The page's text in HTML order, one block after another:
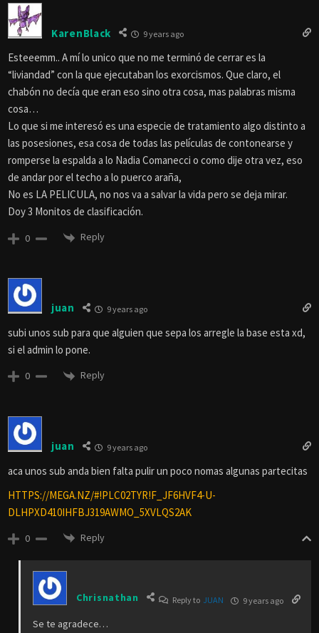
KarenBlack 9 years ago
Esteeemm.. A mí lo unico que no me terminó de cerrar es la
“liviandad” con la que ejecutaban los exorcismos. Que claro, el
chabón no decía que eran eso sino otra cosa, mas palabras misma
cosa…
Lo que si me interesó es una especie de tratamiento algo distinto a
las posesiones, esa cosa de todas las películas de contonearse y
romperse la espalda a lo Nadia Comanecci o como dije otra vez, eso
de andar por el techo a lo puerco araña,
No es LA PELICULA, no nos va a salvar la vida pero se deja mirar.
Doy 3 Monitos de clasificación.
0 Reply
juan 9 years ago
subi unos sub para que alguien que sepa los arregle la base esta xd,
si el admin lo pone.
0 Reply
juan 9 years ago
aca unos sub anda bien falta pulir un poco nomas algunas partecitas
HTTPS://MEGA.NZ/#!PLC02TYR!F_JF6HVF4-U-
DLHPXD410IHFBJ319AWMO_5XVLQS2AK
0 Reply
Chrisnathan Reply to JUAN 9 years ago
Se te agradece…